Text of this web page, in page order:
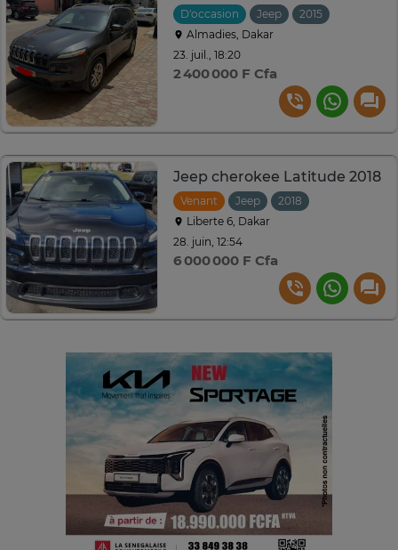
D'occasion Jeep 2015
Almadies, Dakar
23. juil., 18:20
2 400 000 F Cfa
Jeep cherokee Latitude 2018
Venant Jeep 2018
Liberte 6, Dakar
28. juin, 12:54
6 000 000 F Cfa